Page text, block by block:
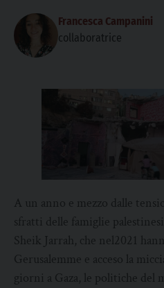
Francesca Campanini
collaboratrice
A un anno e mezzo dalle
sfratti delle famiglie
Sheik Jarrah, che nel2021
Gerusalemme e acceso la
giorni a Gaza, le politiche del